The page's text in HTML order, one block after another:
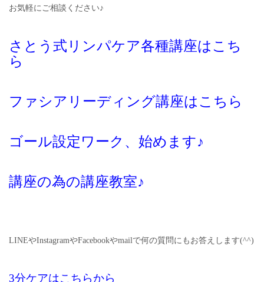
お気軽にご相談ください♪
さとう式リンパケア各種講座はこち
ら
ファシアリーディング講座はこちら
ゴール設定ワーク、始めます♪
講座の為の講座教室♪
LINEやInstagramやFacebookやmailで何の質問にもお答えします(^^)
3分ケアはこちらから